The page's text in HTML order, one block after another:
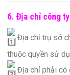
6. Địa chỉ công ty
Địa chỉ trụ sở
thuộc quyền sử
Địa chỉ phải có